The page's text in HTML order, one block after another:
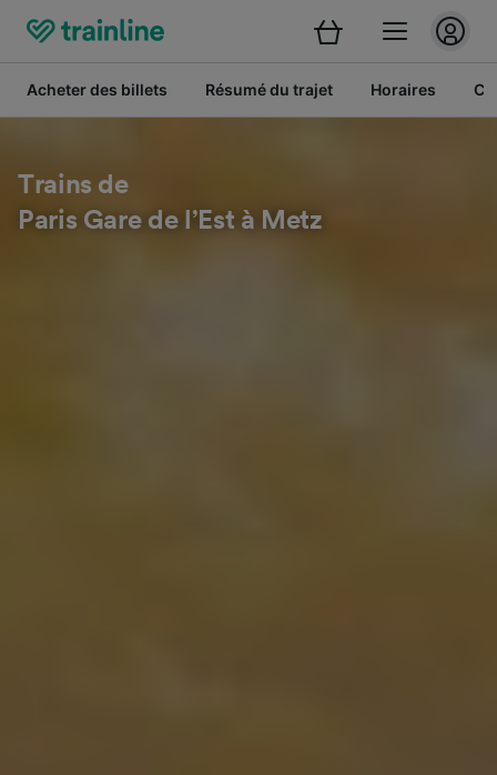
Acheter des billets Résumé du trajet Horaires
Trains de
Paris Gare de l’Est à Metz